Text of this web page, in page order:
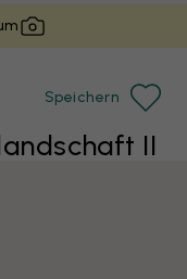
II
Speichern